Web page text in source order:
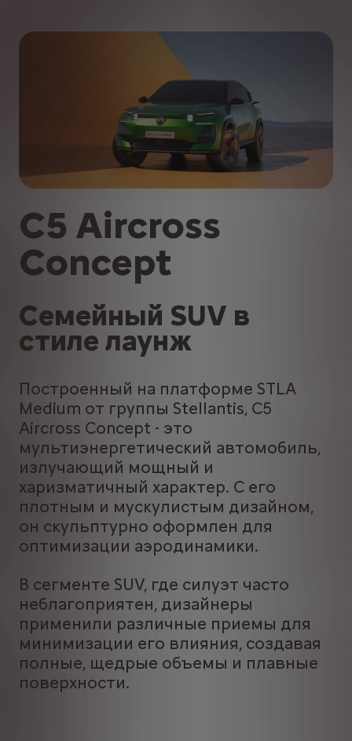
C5 Aircross
Concept
Семейный SUV в
стиле лаунж
Построенный на платформе STLA
Medium от группы Stellantis, C5
Aircross Concept - это
мультиэнергетический автомобиль,
излучающий мощный и
харизматичный характер. С его
плотным и мускулистым дизайном,
он скульптурно оформлен для
оптимизации аэродинамики.
В сегменте SUV, где силуэт часто
неблагоприятен, дизайнеры
применили различные приемы для
минимизации его влияния, создавая
полные, щедрые объемы и плавные
поверхности.